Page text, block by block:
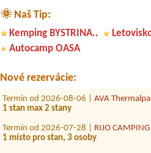
🌞 Naš Tip:
Kemping BYSTRINA..
Autocamp OASA
Nové rezervácie:
Termín od 2026-08-06 |Konibar Kemp
2 kempovacie miesta s el. prípojkou
1miesto s el.pripojkou pri vode
Termín od 2026-08-06 | AVA
1 stan max 2 stany
Termín od 2026-07-28 | RIJO
1 místo pro stan, 3 osoby